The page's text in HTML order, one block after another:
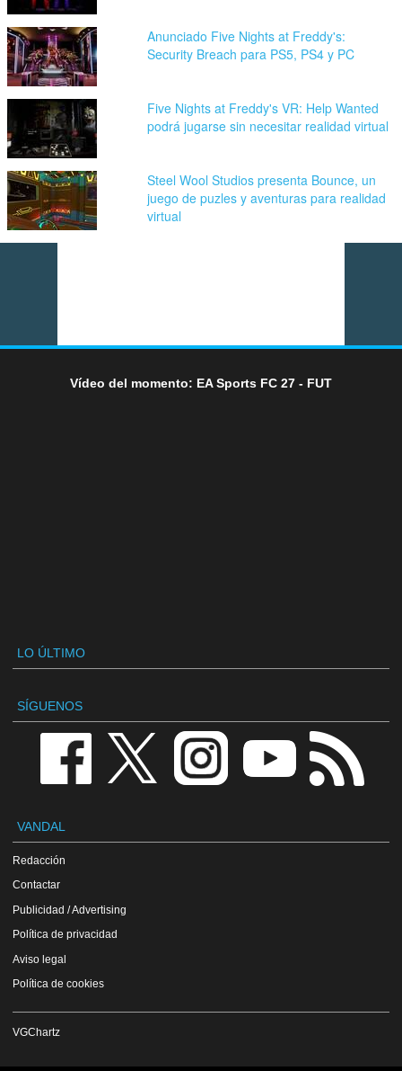
Anunciado Five Nights at Freddy's:
Security Breach para PS5, PS4 y PC
Five Nights at Freddy's VR: Help Wanted
podrá jugarse sin necesitar realidad virtual
Steel Wool Studios presenta Bounce, un
juego de puzles y aventuras para realidad
virtual
Vídeo del momento: EA Sports FC 27 - FUT
LO ÚLTIMO
SÍGUENOS
VANDAL
Redacción
Contactar
Publicidad / Advertising
Política de privacidad
Aviso legal
Política de cookies
VGChartz